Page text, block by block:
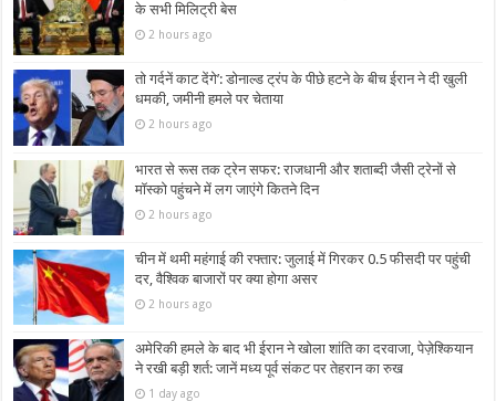
के सभी मिलिट्री बेस
2 hours ago
तो गर्दनें काट देंगे’: डोनाल्ड ट्रंप के पीछे हटने के बीच ईरान ने दी खुली
धमकी, जमीनी हमले पर चेताया
2 hours ago
भारत से रूस तक ट्रेन सफर: राजधानी और शताब्दी जैसी ट्रेनों से
मॉस्को पहुंचने में लग जाएंगे कितने दिन
2 hours ago
चीन में थमी महंगाई की रफ्तार: जुलाई में गिरकर 0.5 फीसदी पर पहुंची
दर, वैश्विक बाजारों पर क्या होगा असर
2 hours ago
अमेरिकी हमले के बाद भी ईरान ने खोला शांति का दरवाजा, पेज़ेश्कियान
ने रखी बड़ी शर्त: जानें मध्य पूर्व संकट पर तेहरान का रुख
1 day ago